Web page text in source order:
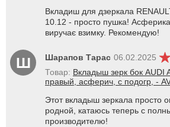
Вкладиш для дзеркала
10.12 - просто пушка! Асферика
виручає взимку. Рекомендую!
Ш Шарапов Тарас 06.02.2025
Товар: Вкладыш зерк бок AUDI
правый, асферич, с подогр, -
Этот вкладыш зеркала просто
родной, катаюсь теперь с
производителю!